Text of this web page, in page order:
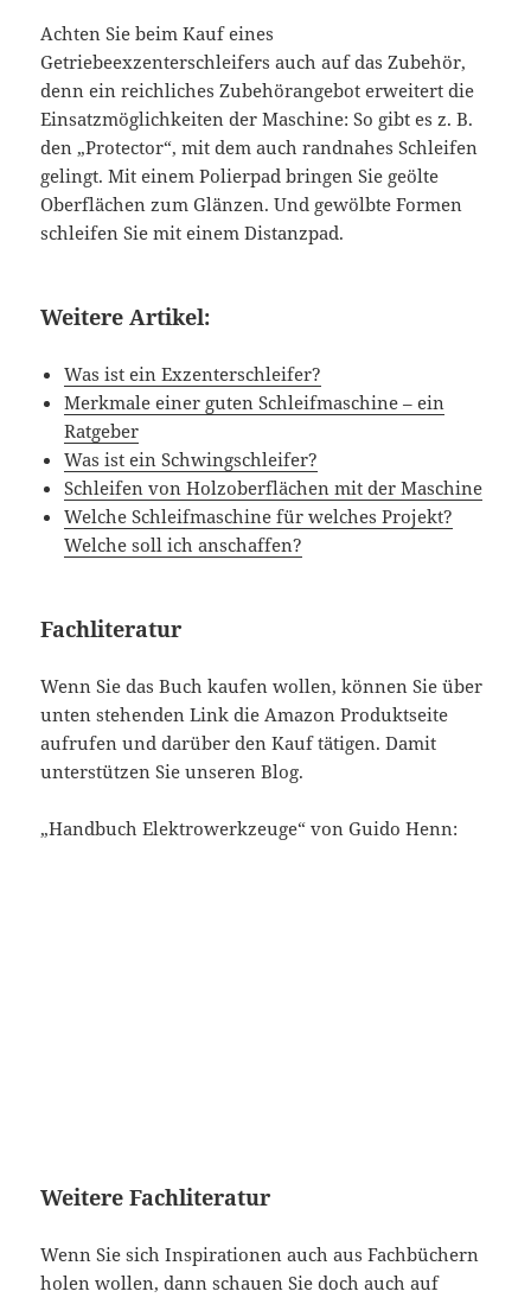
Achten Sie beim Kauf eines
Getriebeexzenterschleifers auch auf das Zubehör,
denn ein reichliches Zubehörangebot erweitert die
Einsatzmöglichkeiten der Maschine: So gibt es z. B.
den „Protector“, mit dem auch randnahes Schleifen
gelingt. Mit einem Polierpad bringen Sie geölte
Oberflächen zum Glänzen. Und gewölbte Formen
schleifen Sie mit einem Distanzpad.
Weitere Artikel:
Was ist ein Exzenterschleifer?
Merkmale einer guten Schleifmaschine – ein
Ratgeber
Was ist ein Schwingschleifer?
Schleifen von Holzoberflächen mit der Maschine
Welche Schleifmaschine für welches Projekt?
Welche soll ich anschaffen?
Fachliteratur
Wenn Sie das Buch kaufen wollen, können Sie über
unten stehenden Link die Amazon Produktseite
aufrufen und darüber den Kauf tätigen. Damit
unterstützen Sie unseren Blog.
„Handbuch Elektrowerkzeuge“ von Guido Henn:
Weitere Fachliteratur
Wenn Sie sich Inspirationen auch aus Fachbüchern
holen wollen, dann schauen Sie doch auch auf